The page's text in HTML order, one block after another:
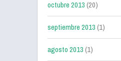
octubre 2013(20)
septiembre 2013(1)
agosto 2013(1)